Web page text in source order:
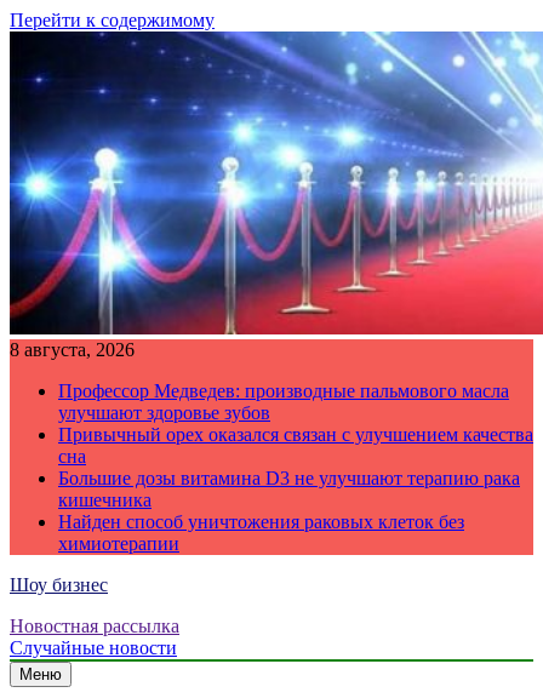
Перейти к содержимому
8 августа, 2026
Профессор Медведев: производные пальмового масла
улучшают здоровье зубов
Привычный орех оказался связан с улучшением качества
сна
Большие дозы витамина D3 не улучшают терапию рака
кишечника
Найден способ уничтожения раковых клеток без
химиотерапии
Шоу бизнес
Новостная рассылка
Случайные новости
Меню